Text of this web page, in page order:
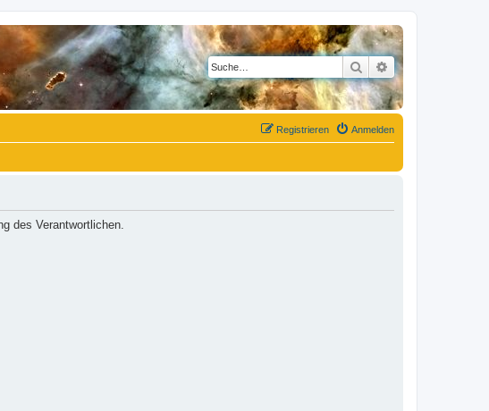
SucheErweiterte Suche
Anmelden
Registrieren
des Verantwortlichen.